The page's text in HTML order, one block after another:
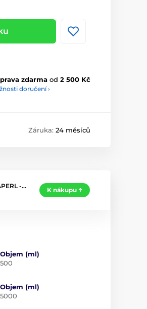
zdarma od 2 500 Kč
doručení ›
Záruka: 24 měsíců
-…
K nákupu
Objem (ml)
500
Objem (ml)
5000